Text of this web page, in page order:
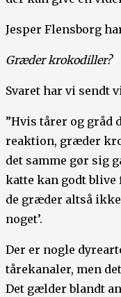
Jesper Flensborg
Græder krokodiller?
Svaret har vi sendt
”Hvis tårer og gråd
reaktion, græder
det samme gør sig
katte kan godt
de græder altså
noget’.
Der er nogle
tårekanaler, men
Det gælder blandt